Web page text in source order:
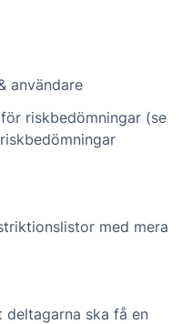
användare
riskbedömningar (se
med mera
deltagarna ska få en